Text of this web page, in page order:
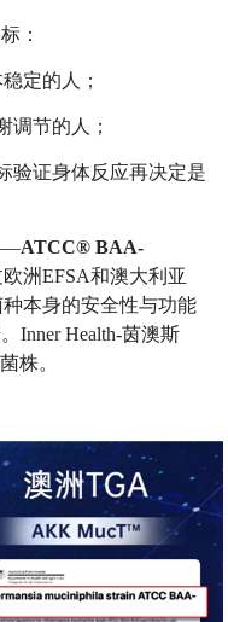
：
定的人；
调节的人；
验证身体反应再决定是
ATCC® BAA-
欧洲EFSA和澳大利亚
本身的安全性与功能
Inner Health-茵澳斯
株。